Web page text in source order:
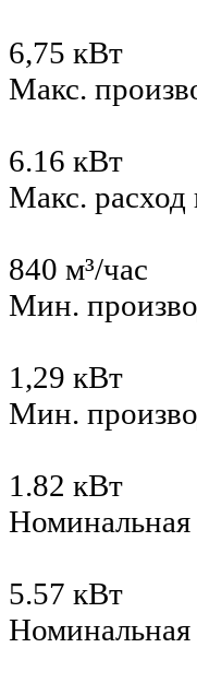
6,75 кВт
Макс.
6.16 кВт
Макс. расход
840 м³/час
Мин.
1,29 кВт
Мин.
1.82 кВт
Номинальная
5.57 кВт
Номинальная